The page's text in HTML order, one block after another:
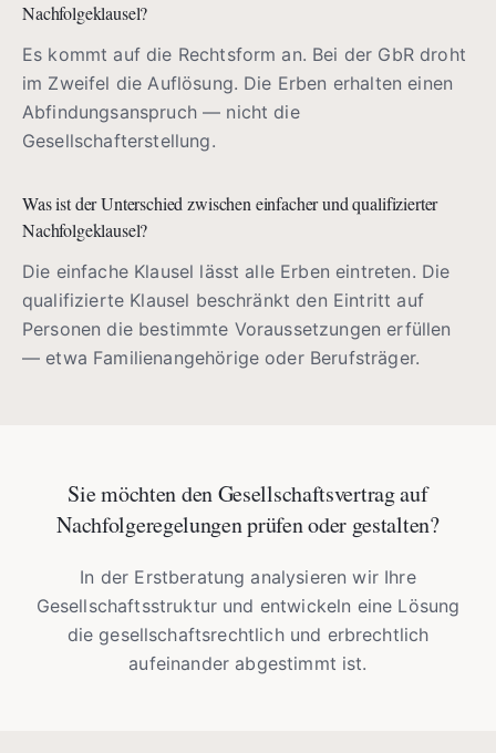
Nachfolgeklausel?
Es kommt auf die Rechtsform an. Bei der GbR droht
im Zweifel die Auflösung. Die Erben erhalten einen
Abfindungsanspruch — nicht die
Gesellschafterstellung.
Was ist der Unterschied zwischen einfacher und qualifizierter
Nachfolgeklausel?
Die einfache Klausel lässt alle Erben eintreten. Die
qualifizierte Klausel beschränkt den Eintritt auf
Personen die bestimmte Voraussetzungen erfüllen
— etwa Familienangehörige oder Berufsträger.
Sie möchten den Gesellschaftsvertrag auf
Nachfolgeregelungen prüfen oder gestalten?
In der Erstberatung analysieren wir Ihre
Gesellschaftsstruktur und entwickeln eine Lösung
die gesellschaftsrechtlich und erbrechtlich
aufeinander abgestimmt ist.